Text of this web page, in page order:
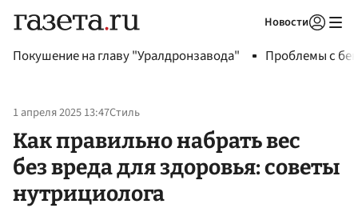
Новости
Покушение на главу "Уралдронзавода" Проблемы с
1 апреля 2025 13:47Стиль
Как правильно набрать вес
без вреда для здоровья: советы
нутрициолога